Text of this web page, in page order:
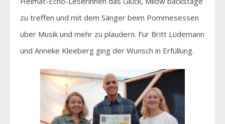
zu treffen und mit dem Sänger beim Pommesessen
über Musik und mehr zu plaudern. Für Britt Lüdemann
und Anneke Kleeberg ging der Wunsch in Erfüllung.